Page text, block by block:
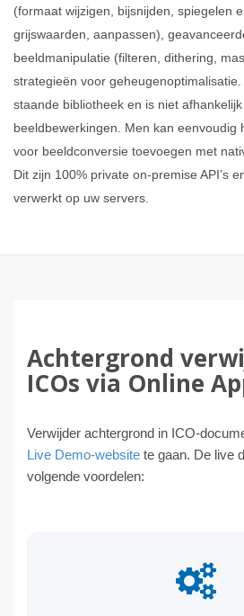
(formaat wijzigen, bijsnijden, spiegelen
grijswaarden, aanpassen),
beeldmanipulatie (filteren, dithering,
strategieën voor
staande bibliotheek en is niet
beeldbewerkingen. Men kan eenvoudig
voor beeldconversie toevoegen met
Dit zijn 100% private on-premise API’s
verwerkt op uw servers.
Achtergrond
ICOs via Online
Verwijder achtergrond in ICO-
Live Demo-website te gaan. De live
volgende voordelen: